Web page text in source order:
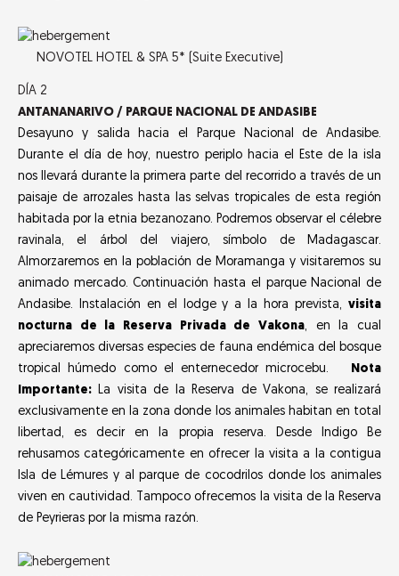
NOVOTEL HOTEL & SPA 5* (Suite Executive)
DÍA 2
ANTANANARIVO / PARQUE NACIONAL DE ANDASIBE
Desayuno y salida hacia el Parque Nacional de Andasibe.
Durante el día de hoy, nuestro periplo hacia el Este de la isla
nos llevará durante la primera parte del recorrido a través de un
paisaje de arrozales hasta las selvas tropicales de esta región
habitada por la etnia bezanozano. Podremos observar el célebre
ravinala, el árbol del viajero, símbolo de Madagascar.
Almorzaremos en la población de Moramanga y visitaremos su
animado mercado. Continuación hasta el parque Nacional de
Andasibe. Instalación en el lodge y a la hora prevista, visita
nocturna de la Reserva Privada de Vakona, en la cual
apreciaremos diversas especies de fauna endémica del bosque
tropical húmedo como el enternecedor microcebu.
Nota
Importante: La visita de la Reserva de Vakona, se realizará
exclusivamente en la zona donde los animales habitan en total
libertad, es decir en la propia reserva. Desde Indigo Be
rehusamos categóricamente en ofrecer la visita a la contigua
Isla de Lémures y al parque de cocodrilos donde los animales
viven en cautividad. Tampoco ofrecemos la visita de la Reserva
de Peyrieras por la misma razón.